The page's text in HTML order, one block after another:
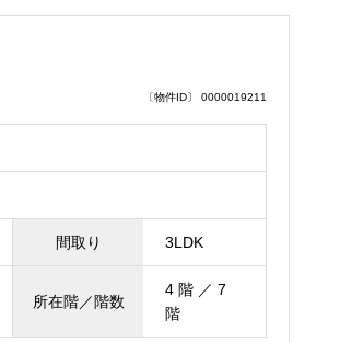
〔物件ID〕 0000019211
間取り 3LDK
所在階／階数
4 階 ／ 7
階